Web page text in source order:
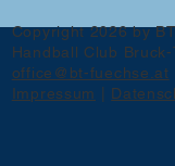
Copyright 2026 by
Handball Club Bruck-
office@bt-fuechse.at
Impressum